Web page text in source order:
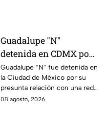
Guadalupe "N"
detenida en CDMX por
presunta relación con
red de contrabando de
hidrocarburos
Guadalupe “N” fue detenida en
la Ciudad de México por su
presunta relación con una red
de contrabando de
08 agosto, 2026